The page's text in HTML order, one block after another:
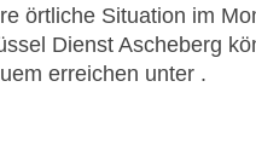
örtliche Situation im
Dienst Ascheberg
erreichen unter .